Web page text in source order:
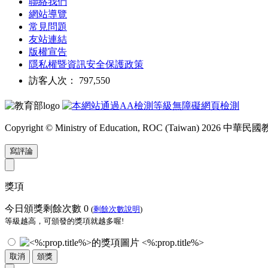
網站導覽
常見問題
友站連結
版權宣告
隱私權暨資訊安全保護政策
訪客人次： 797,550
Copyright © Ministry of Education, ROC (Taiwan) 2026 中華民國
寫評論
獎項
今日頒獎剩餘次數 0 (剩餘次數說明)
等級越高，可頒發的獎項就越多喔!
<%:prop.title%>
取消 頒獎